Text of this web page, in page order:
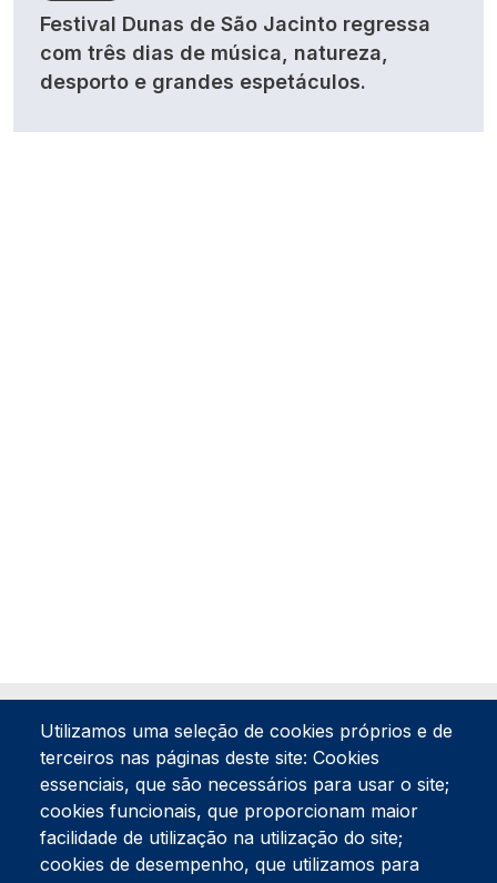
Festival Dunas de São Jacinto regressa
com três dias de música, natureza,
desporto e grandes espetáculos.
Tel:234 390 100Fax:234 390 100
Utilizamos uma seleção de cookies próprios e de
terceiros nas páginas deste site: Cookies
essenciais, que são necessários para usar o site;
cookies funcionais, que proporcionam maior
facilidade de utilização na utilização do site;
cookies de desempenho, que utilizamos para